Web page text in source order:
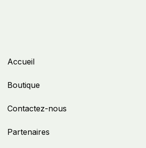
Accueil
Boutique
Contactez-nous
Partenaires